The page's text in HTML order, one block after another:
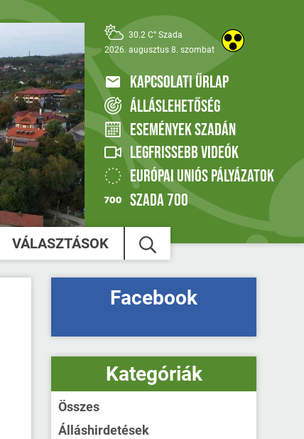
30.2 C° Szada
2026. augusztus 8. szombat
KAPCSOLATI ŰRLAP
ÁLLÁSLEHETŐSÉG
ESEMÉNYEK SZADÁN
LEGFRISSEBB VIDEÓK
EURÓPAI UNIÓS PÁLYÁZATOK
SZADA 700
VÁLASZTÁSOK
Facebook
Kategóriák
Összes
Álláshirdetések